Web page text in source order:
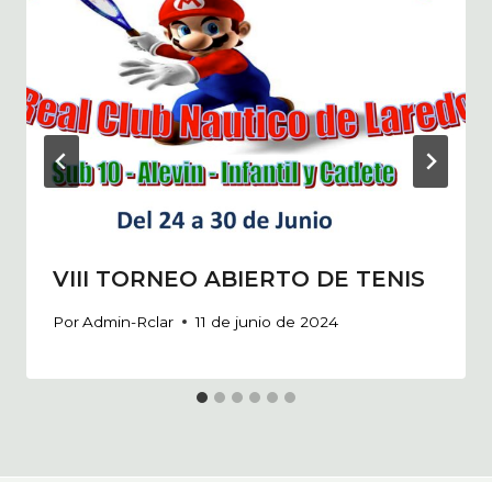
VIII TORNEO ABIERTO DE TENIS
PorAdmin-Rclar 11 de junio de 2024